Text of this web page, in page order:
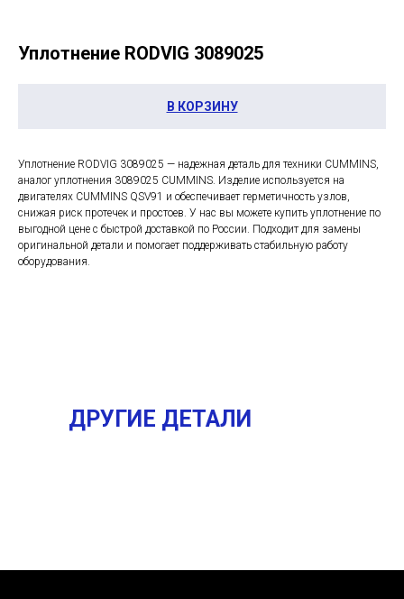
Уплотнение RODVIG 3089025
В КОРЗИНУ
Уплотнение RODVIG 3089025 — надежная деталь для техники CUMMINS,
аналог уплотнения 3089025 CUMMINS. Изделие используется на
двигателях CUMMINS QSV91 и обеспечивает герметичность узлов,
снижая риск протечек и простоев. У нас вы можете купить уплотнение по
выгодной цене с быстрой доставкой по России. Подходит для замены
оригинальной детали и помогает поддерживать стабильную работу
оборудования.
ДРУГИЕ ДЕТАЛИ